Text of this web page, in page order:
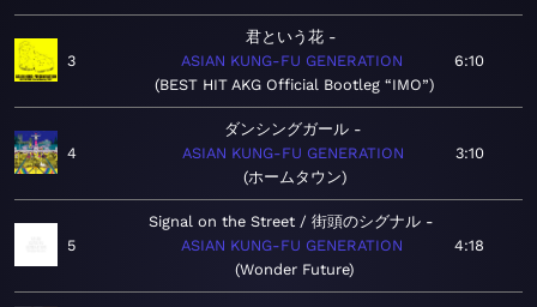
3
君という花
ASIAN KUNG-FU GENERATION
BEST HIT AKG Official Bootleg “IMO”
6:10
4
ダンシングガール
ASIAN KUNG-FU GENERATION
ホームタウン
3:10
5
Signal on the Street / 街頭のシグナル
ASIAN KUNG-FU GENERATION
Wonder Future
4:18